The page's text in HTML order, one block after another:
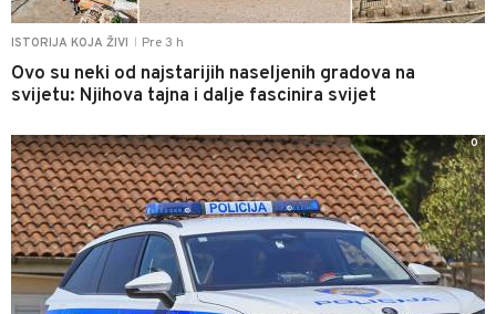
ISTORIJA KOJA ŽIVI Pre 3 h
Ovo su neki od najstarijih naseljenih gradova na
svijetu: Njihova tajna i dalje fascinira svijet
0